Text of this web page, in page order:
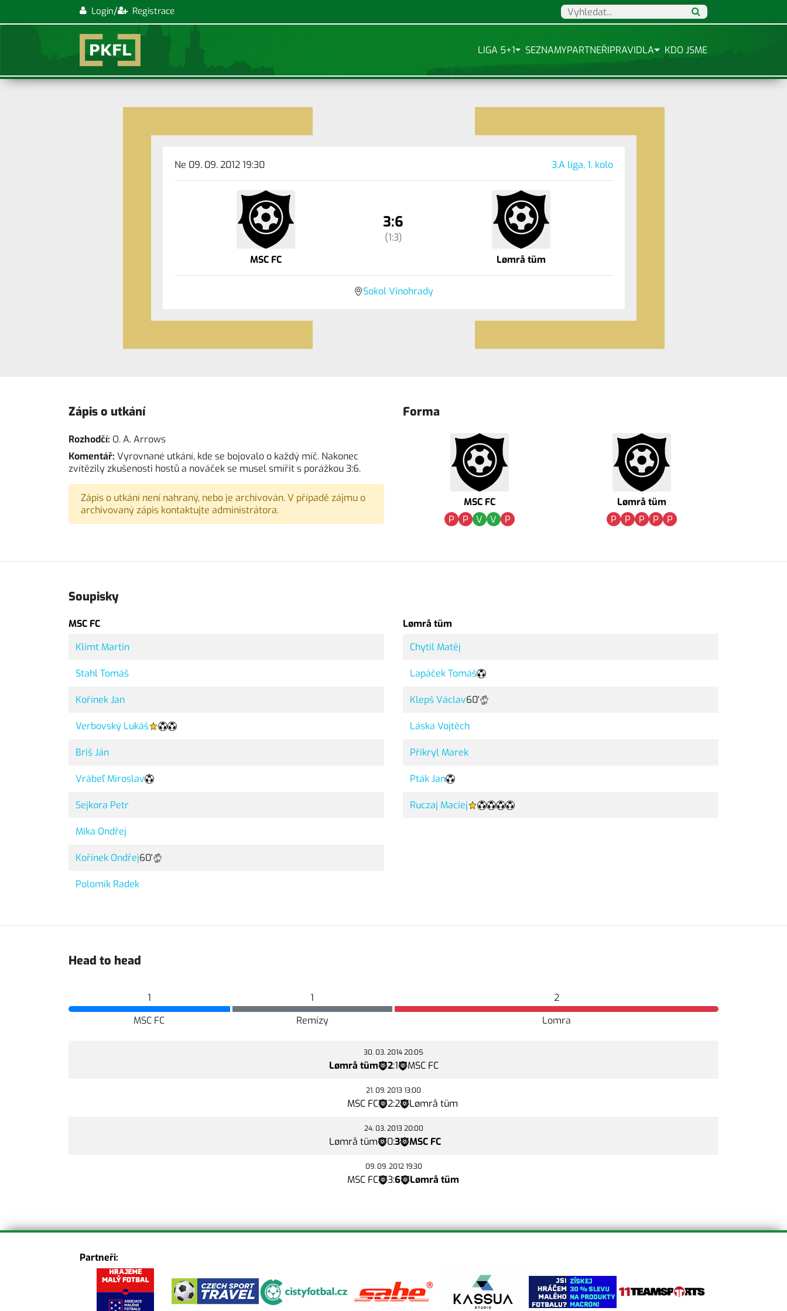
Login/ Registrace
LIGA 5+1 SEZNAMYPARTNEŘIPRAVIDLA KDO JSME
Ne 09. 09. 2012 19:30 3.A liga, 1. kolo
MSC FC
3:6
(1:3)
Lømrå tüm
Sokol Vinohrady
Zápis o utkání
Rozhodčí: O. A. Arrows
Komentář: Vyrovnané utkání, kde se bojovalo o každý míč. Nakonec
zvítězily zkušenosti hostů a nováček se musel smířit s porážkou 3:6.
Zápis o utkání není nahraný, nebo je archivován. V případě zájmu o
archivovaný zápis kontaktujte administrátora.
Forma
MSC FC
P
P V V P
Lømrå tüm
P
P P P P
Soupisky
MSC FC
Klimt Martin
Stahl Tomáš
Kořínek Jan
Verbovský Lukáš
Briš Ján
Vrábeľ Miroslav
Sejkora Petr
Mika Ondřej
Kořínek Ondřej60'
Polomík Radek
Lømrå tüm
Chytil Matěj
Lapáček Tomáš
Klepš Václav60'
Láska Vojtěch
Přikryl Marek
Pták Jan
Ruczaj Maciej
Head to head
1
MSC FC
1
Remízy
2
Lomra
30. 03. 2014 20:05
Lømrå tüm 2:1 MSC FC
21. 09. 2013 13:00
MSC FC 2:2 Lømrå tüm
24. 03. 2013 20:00
Lømrå tüm 0:3 MSC FC
09. 09. 2012 19:30
MSC FC 3:6 Lømrå tüm
Partneři: